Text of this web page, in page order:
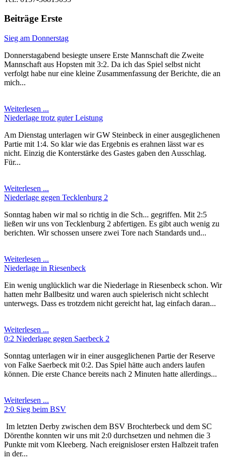
Beiträge Erste
Sieg am Donnerstag
Donnerstagabend besiegte unsere Erste Mannschaft die Zweite
Mannschaft aus Hopsten mit 3:2. Da ich das Spiel selbst nicht
verfolgt habe nur eine kleine Zusammenfassung der Berichte, die an
mich...
Weiterlesen ...
Niederlage trotz guter Leistung
Am Dienstag unterlagen wir GW Steinbeck in einer ausgeglichenen
Partie mit 1:4. So klar wie das Ergebnis es erahnen lässt war es
nicht. Einzig die Konterstärke des Gastes gaben den Ausschlag.
Für...
Weiterlesen ...
Niederlage gegen Tecklenburg 2
Sonntag haben wir mal so richtig in die Sch... gegriffen. Mit 2:5
ließen wir uns von Tecklenburg 2 abfertigen. Es gibt auch wenig zu
berichten. Wir schossen unsere zwei Tore nach Standards und...
Weiterlesen ...
Niederlage in Riesenbeck
Ein wenig unglücklich war die Niederlage in Riesenbeck schon. Wir
hatten mehr Ballbesitz und waren auch spielerisch nicht schlecht
unterwegs. Dass es trotzdem nicht gereicht hat, lag einfach daran...
Weiterlesen ...
0:2 Niederlage gegen Saerbeck 2
Sonntag unterlagen wir in einer ausgeglichenen Partie der Reserve
von Falke Saerbeck mit 0:2. Das Spiel hätte auch anders laufen
können. Die erste Chance bereits nach 2 Minuten hatte allerdings...
Weiterlesen ...
2:0 Sieg beim BSV
Im letzten Derby zwischen dem BSV Brochterbeck und dem SC
Dörenthe konnten wir uns mit 2:0 durchsetzen und nehmen die 3
Punkte mit vom Kleeberg. Nach ereignisloser ersten Halbzeit trafen
in der...